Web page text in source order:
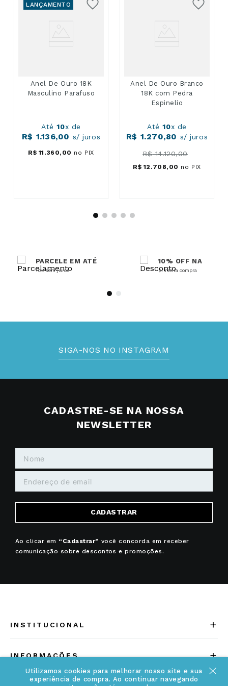
Utilizamos cookies para melhorar nosso site e sua
experiência de compra. Ao continuar navegando
LANÇAMENTO
Anel De Ouro 18K
Masculino Parafuso
Até10x de
R$ 1.136,00 s/ juros
R$ 11 .360, 00 no PIX
Anel De Ouro Branco
18K com Pedra
Espinelio
Até10x de
R$ 1.270,80 s/ juros
R$ 14.120,00
R$ 12 .708, 00 no PIX
PARCELE EM ATÉ
10x sem juros
10% OFF NA
primeira compra
SIGA-NOS NO INSTAGRAM
CADASTRE-SE NA NOSSA
NEWSLETTER
CADASTRAR
Ao clicar em “Cadastrar” você concorda em receber
comunicação sobre descontos e promoções.
INSTITUCIONAL +
INFORMAÇÕES +
Cuidados Especiais